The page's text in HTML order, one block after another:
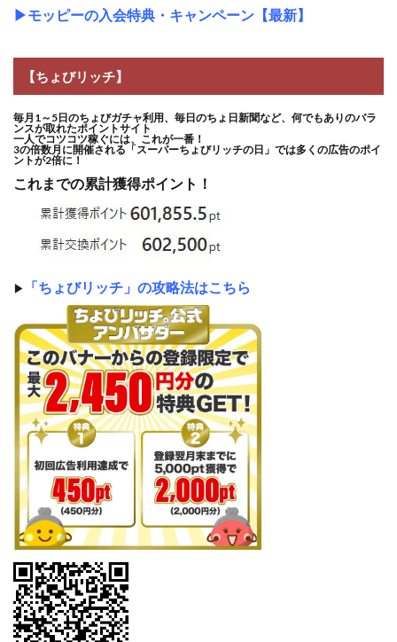
▶モッピーの入会特典・キャンペーン【最新】
【ちょびリッチ】
毎月1～5日のちょびガチャ利用、毎日のちょ日新聞など、何でもありのバラ
ンスが取れたポイントサイト
一人でコツコツ稼ぐには、これが一番！
3の倍数月に開催される「スーパーちょびリッチの日」では多くの広告のポイ
ントが2倍に！
これまでの累計獲得ポイント！
▶ 「ちょびリッチ」の攻略法はこちら